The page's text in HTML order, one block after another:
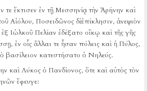
τε ἔκτισεν ἐν τῇ Μεσσηνίᾳ τὴν Ἀρήνην καὶ
Αἰόλου, Ποσειδῶνος δὲ ἐπίκλησιν, ἀνεψιὸν
Ιὠλκοῦ Πελίαν ἐδέξατο οἴκῳ καὶ τῆς γῆς
ἐν οἷς ἄλλαι τε ἦσαν πόλεις καὶ ἡ Πύλος,
βασίλειον κατεστήσατο ὁ Νηλεύς.
καὶ Λύκος ὁ Πανδίονος, ὅτε καὶ αὐτὸς τὸν
ἔφευγε: